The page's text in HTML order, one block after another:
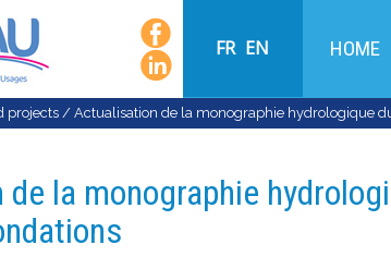
FR EN HOME
projects/ Actualisation de la monographie hydrologique
la monographie